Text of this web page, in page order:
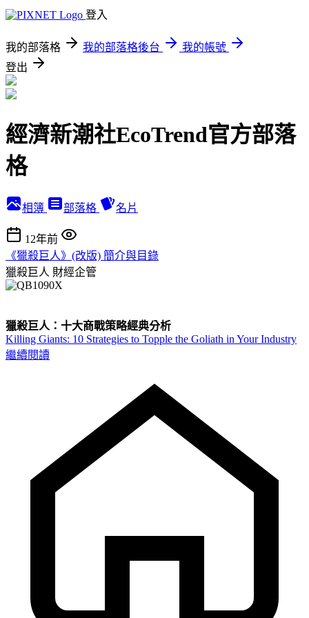
登入
我的部落格 我的部落格後台
我的帳號
登出
經濟新潮社EcoTrend官方部落
格
相簿 部落格 名片
12年前
《獵殺巨人》(改版) 簡介與目錄
獵殺巨人 財經企管
獵殺巨人：十大商戰策略經典分析
Killing Giants: 10 Strategies to Topple the Goliath in Your Industry
繼續閱讀